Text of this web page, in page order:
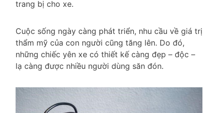
trang bị cho xe.
Cuộc sống ngày càng phát triển, nhu cầu về giá trị
thẩm mỹ của con người cũng tăng lên. Do đó,
những chiếc yên xe có thiết kế càng đẹp – độc –
lạ càng được nhiều người dùng săn đón.